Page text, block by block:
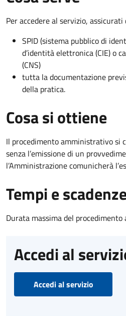
Per accedere al servizio, assicurati
SPID (sistema pubblico di
d’identità elettronica (CIE) o
(CNS)
tutta la documentazione
della pratica.
Cosa si ottiene
Il procedimento amministrativo si
senza l’emissione di un
l’Amministrazione comunicherà
Tempi e
Durata massima del
Accedi al
Accedi al servizio